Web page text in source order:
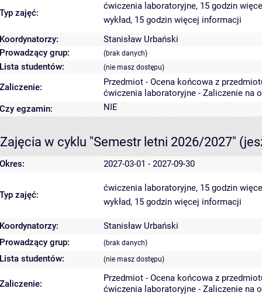
Typ zajęć:
ćwiczenia laboratoryjne, 15 godzin
wykład, 15 godzin więcej informacji
Koordynatorzy:
Stanisław Urbański
Prowadzący grup:
(brak danych)
Lista studentów: (nie masz dostępu)
Zaliczenie:
Przedmiot - Ocena końcowa z
ćwiczenia laboratoryjne - Zaliczenie na
Czy egzamin:
NIE
Zajęcia w cyklu "Semestr letni 2026/2027"
Okres: 2027-03-01 - 2027-09-30
Typ zajęć:
ćwiczenia laboratoryjne, 15 godzin
wykład, 15 godzin więcej informacji
Koordynatorzy:
Stanisław Urbański
Prowadzący grup:
(brak danych)
Lista studentów: (nie masz dostępu)
Zaliczenie:
Przedmiot - Ocena końcowa z
ćwiczenia laboratoryjne - Zaliczenie na